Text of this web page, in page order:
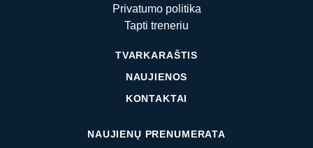
Privatumo politika
Tapti treneriu
TVARKARAŠTIS
NAUJIENOS
KONTAKTAI
NAUJIENŲ PRENUMERATA